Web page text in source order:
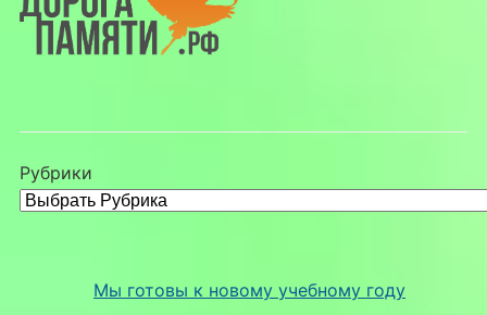
Рубрики
Мы готовы к новому учебному году